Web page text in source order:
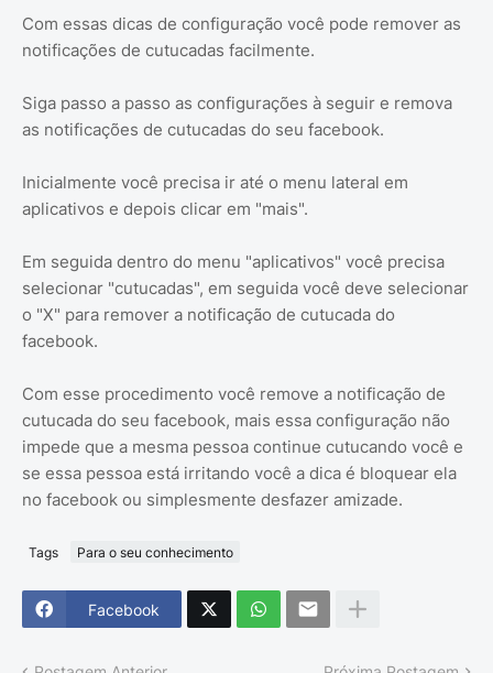
Com essas dicas de configuração você pode remover as
notificações de cutucadas facilmente.
Siga passo a passo as configurações à seguir e remova
as notificações de cutucadas do seu facebook.
Inicialmente você precisa ir até o menu lateral em
aplicativos e depois clicar em "mais".
Em seguida dentro do menu "aplicativos" você precisa
selecionar "cutucadas", em seguida você deve selecionar
o "X" para remover a notificação de cutucada do
facebook.
Com esse procedimento você remove a notificação de
cutucada do seu facebook, mais essa configuração não
impede que a mesma pessoa continue cutucando você e
se essa pessoa está irritando você a dica é bloquear ela
no facebook ou simplesmente desfazer amizade.
Tags Para o seu conhecimento
Facebook